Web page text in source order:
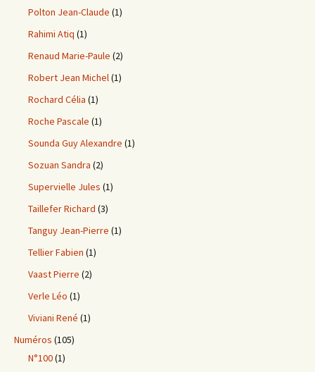
Polton Jean-Claude (1)
Rahimi Atiq (1)
Renaud Marie-Paule (2)
Robert Jean Michel(1)
Rochard Célia (1)
Roche Pascale (1)
Sounda Guy Alexandre (1)
Sozuan Sandra (2)
Supervielle Jules (1)
Taillefer Richard (3)
Tanguy Jean-Pierre (1)
Tellier Fabien (1)
Vaast Pierre (2)
Verle Léo (1)
Viviani René (1)
Numéros (105)
N°100(1)